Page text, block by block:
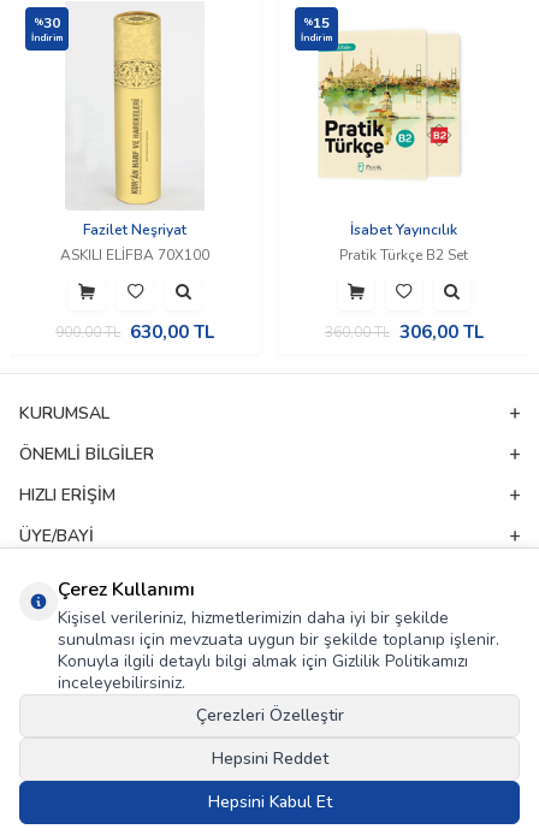
%30
İndirim
Fazilet Neşriyat
ASKILI ELİFBA 70X100
900,00TL 630,00 TL
%15
İndirim
İsabet Yayıncılık
Pratik Türkçe B2 Set
360,00TL 306,00TL
KURUMSAL
ÖNEMLI BILGILER
HIZLI ERIŞIM
ÜYE/BAYI
E-Bülten Aboneliği
Kampanya ve yeniliklerden haberdar olmak için e-bültenimize abone olun!
KVKK Sözleşmesi'ni, Okudum, Kabul Ediyorum.
Çerez Kullanımı
Kişisel verileriniz, hizmetlerimizin daha iyi bir şekilde
sunulması için mevzuata uygun bir şekilde toplanıp işlenir.
Konuyla ilgili detaylı bilgi almak için Gizlilik Politikamızı
inceleyebilirsiniz.
Çerezleri Özelleştir
Hepsini Reddet
Hepsini Kabul Et